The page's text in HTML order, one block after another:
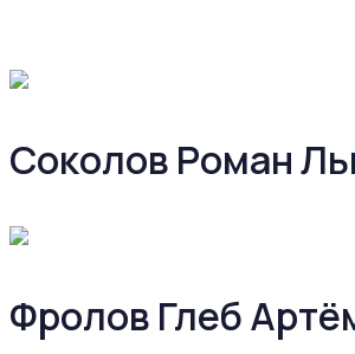
Соколов Роман
Фролов Глеб